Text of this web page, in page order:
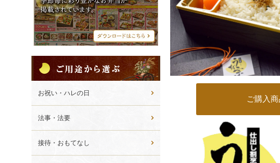
ご購入
メ
ニ
ュ
ー
用
途
か
ら
選
ぶ
お祝い・ハレの日
法事・法要
接待・おもてなし